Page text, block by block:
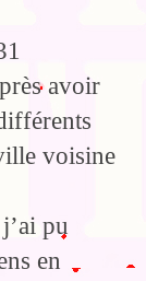
avoir
voisine
pu
en